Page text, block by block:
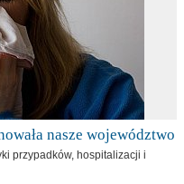
nasze województwo
przypadków, hospitalizacji i